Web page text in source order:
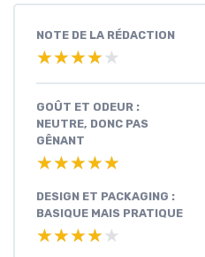
NOTE DE LA RÉDACTION
★★★★★
★★★★★
GOÛT ET ODEUR :
NEUTRE, DONC PAS
GÊNANT
★★★★★
★★★★★
DESIGN ET PACKAGING :
BASIQUE MAIS PRATIQUE
★★★★★
★★★★★